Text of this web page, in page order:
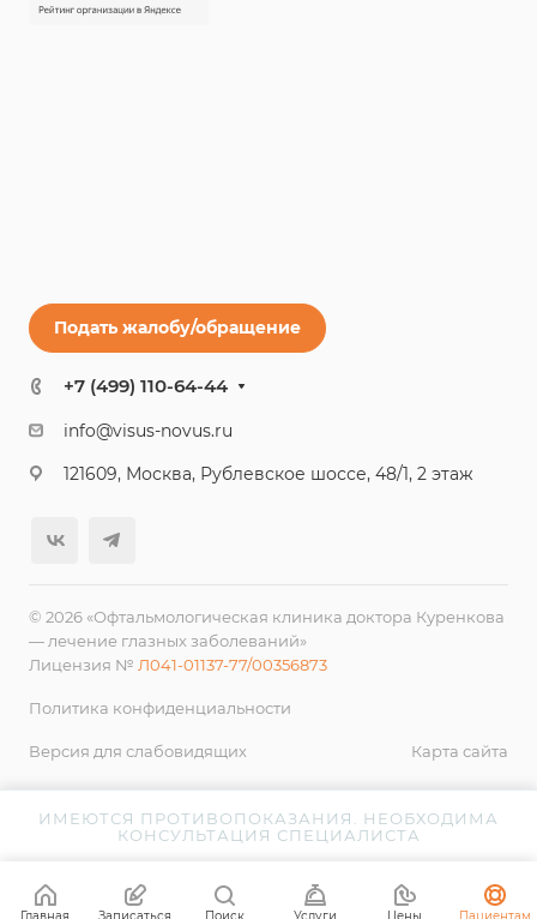
Подать жалобу/обращение
+7 (499) 110-64-44
info@visus-novus.ru
121609, Москва, Рублевское шоссе, 48/1, 2 этаж
© 2026 «Офтальмологическая клиника доктора Куренкова
— лечение глазных заболеваний»
Лицензия № Л041-01137-77/00356873
Политика конфиденциальности
Версия для слабовидящих Карта сайта
ИМЕЮТСЯ ПРОТИВОПОКАЗАНИЯ. НЕОБХОДИМА
КОНСУЛЬТАЦИЯ СПЕЦИАЛИСТА